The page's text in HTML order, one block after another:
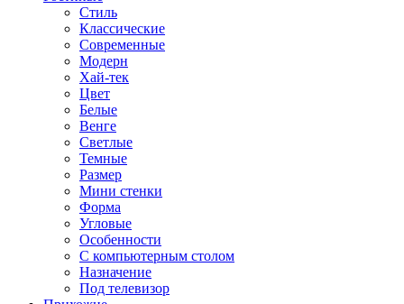
Стиль
Классические
Современные
Модерн
Хай-тек
Цвет
Белые
Венге
Светлые
Темные
Размер
Мини стенки
Форма
Угловые
Особенности
С компьютерным столом
Назначение
Под телевизор